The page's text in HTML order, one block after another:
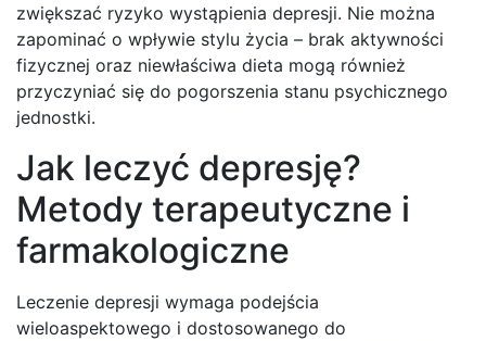
zwiększać ryzyko wystąpienia depresji. Nie można
zapominać o wpływie stylu życia – brak aktywności
fizycznej oraz niewłaściwa dieta mogą również
przyczyniać się do pogorszenia stanu psychicznego
jednostki.
Jak leczyć depresję?
Metody terapeutyczne i
farmakologiczne
Leczenie depresji wymaga podejścia
wieloaspektowego i dostosowanego do